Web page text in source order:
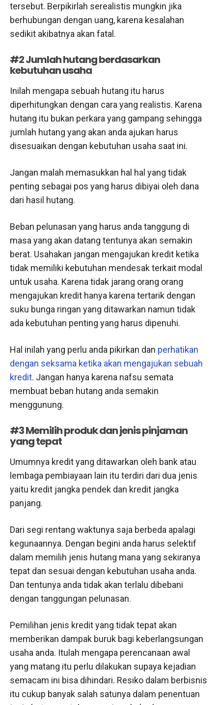
tersebut. Berpikirlah serealistis mungkin jika
berhubungan dengan uang, karena kesalahan
sedikit akibatnya akan fatal.
#2 Jumlah hutang berdasarkan
kebutuhan usaha
Inilah mengapa sebuah hutang itu harus
diperhitungkan dengan cara yang realistis. Karena
hutang itu bukan perkara yang gampang sehingga
jumlah hutang yang akan anda ajukan harus
disesuaikan dengan kebutuhan usaha saat ini.
Jangan malah memasukkan hal hal yang tidak
penting sebagai pos yang harus dibiyai oleh dana
dari hasil hutang.
Beban pelunasan yang harus anda tanggung di
masa yang akan datang tentunya akan semakin
berat. Usahakan jangan mengajukan kredit ketika
tidak memiliki kebutuhan mendesak terkait modal
untuk usaha. Karena tidak jarang orang orang
mengajukan kredit hanya karena tertarik dengan
suku bunga ringan yang ditawarkan namun tidak
ada kebutuhan penting yang harus dipenuhi.
Hal inilah yang perlu anda pikirkan dan perhatikan
dengan seksama ketika akan mengajukan sebuah
kredit. Jangan hanya karena nafsu semata
membuat beban hutang anda semakin
menggunung.
#3 Memilih produk dan jenis pinjaman
yang tepat
Umumnya kredit yang ditawarkan oleh bank atau
lembaga pembiayaan lain itu terdiri dari dua jenis
yaitu kredit jangka pendek dan kredit jangka
panjang.
Dari segi rentang waktunya saja berbeda apalagi
kegunaannya. Dengan begini anda harus selektif
dalam memilih jenis hutang mana yang sekiranya
tepat dan sesuai dengan kebutuhan usaha anda.
Dan tentunya anda tidak akan terlalu dibebani
dengan tanggungan pelunasan.
Pemilihan jenis kredit yang tidak tepat akan
memberikan dampak buruk bagi keberlangsungan
usaha anda. Itulah mengapa perencanaan awal
yang matang itu perlu dilakukan supaya kejadian
semacam ini bisa dihindari. Resiko dalam berbisnis
itu cukup banyak salah satunya dalam penentuan